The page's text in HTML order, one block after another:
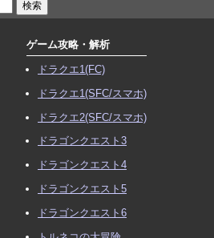
ゲーム攻略・解析
ドラクエ1(FC)
ドラクエ1(SFC/スマホ)
ドラクエ2(SFC/スマホ)
ドラゴンクエスト3
ドラゴンクエスト4
ドラゴンクエスト5
ドラゴンクエスト6